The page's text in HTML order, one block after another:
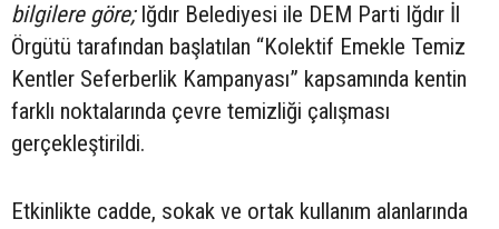
bilgilere göre;Iğdır Belediyesi ile DEM Parti Iğdır İl
Örgütü tarafından başlatılan “Kolektif Emekle Temiz
Kentler Seferberlik Kampanyası” kapsamında kentin
farklı noktalarında çevre temizliği çalışması
gerçekleştirildi.
Etkinlikte cadde, sokak ve ortak kullanım alanlarında